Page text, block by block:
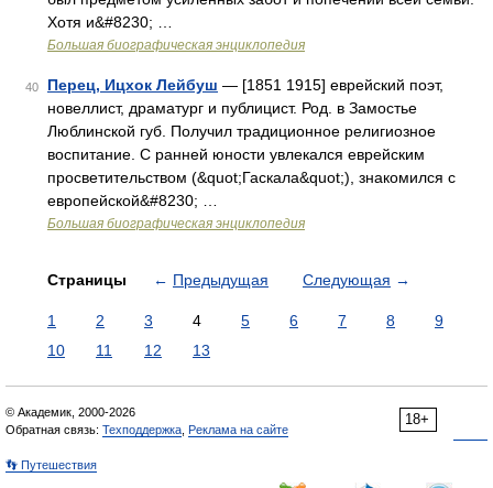
Хотя и&#8230; …
Большая биографическая энциклопедия
40 Перец, Ицхок Лейбуш — [1851 1915] еврейский поэт,
новеллист, драматург и публицист. Род. в Замостье
Люблинской губ. Получил традиционное религиозное
воспитание. С ранней юности увлекался еврейским
просветительством (&quot;Гаскала&quot;), знакомился с
европейской&#8230; …
Большая биографическая энциклопедия
Страницы ← Предыдущая Следующая →
1 2 3 4 5 6 7 8
9
10
11 12 13
18+
© Академик, 2000-2026
Обратная связь: Техподдержка Реклама на сайте
👣 Путешествия